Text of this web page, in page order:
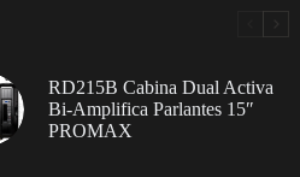
RD215B Cabina Dual Activa
Bi-Amplifica Parlantes 15″
PROMAX